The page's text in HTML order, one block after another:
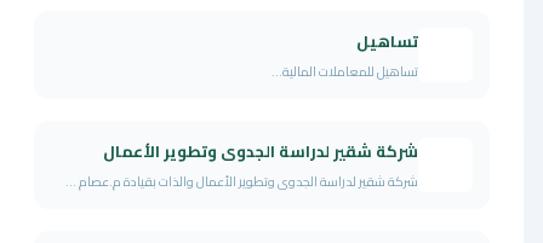
تساهيل
تساهيل للمعاملات المالية...
شركة شقير لدراسة الجدوى وتطوير الأعمال
شركة شقير لدراسة الجدوى وتطوير الأعمال والذات بقيادة م.عصام ...